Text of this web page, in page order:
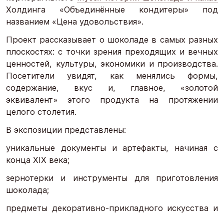
Холдинга «Объединённые кондитеры» под
названием «Цена удовольствия».
Проект рассказывает о шоколаде в самых разных
плоскостях: с точки зрения преходящих и вечных
ценностей, культуры, экономики и производства.
Посетители увидят, как менялись формы,
содержание, вкус и, главное, «золотой
эквивалент» этого продукта на протяжении
целого столетия.
В экспозиции представлены:
уникальные документы и артефакты, начиная с
конца XIX века;
зернотерки и инструменты для приготовления
шоколада;
предметы декоративно-прикладного искусства и